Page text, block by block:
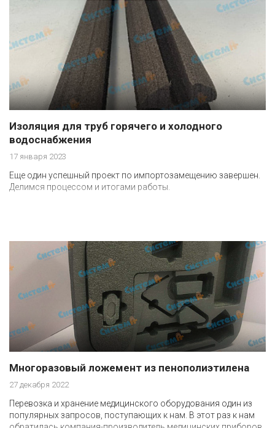
Изоляция для труб горячего и холодного
водоснабжения
17 января 2023
Еще один успешный проект по импортозамещению завершен.
Делимся процессом и итогами работы.
Многоразовый ложемент из пенополиэтилена
27 декабря 2022
Перевозка и хранение медицинского оборудования один из
популярных запросов, поступающих к нам. В этот раз к нам